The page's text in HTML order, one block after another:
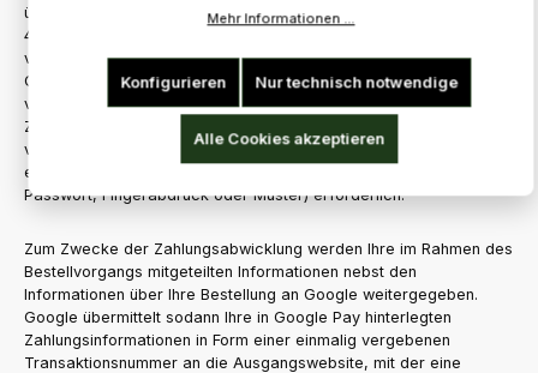
über die „Google Pay“-Applikation Ihres mit mindestens Android
4.4 („KitKat“) betriebenen und über eine NFC-Funktion
verfügenden mobilen Endgeräts durch die Belastung einer bei
Google Pay hinterlegten Zahlungskarte oder einem dort
verifizierten Bezahlsystem (z.B. PayPal). Für die Freigabe einer
Zahlung über Google Pay in Höhe von mehr als 25,- € ist das
vorherige Entsperren Ihres mobilen Endgerätes durch die jeweils
eingerichtete Verifikationsmaßnahme (etwa Gesichtserkennung,
Passwort, Fingerabdruck oder Muster) erforderlich.
Zum Zwecke der Zahlungsabwicklung werden Ihre im Rahmen des
Bestellvorgangs mitgeteilten Informationen nebst den
Informationen über Ihre Bestellung an Google weitergegeben.
Google übermittelt sodann Ihre in Google Pay hinterlegten
Zahlungsinformationen in Form einer einmalig vergebenen
Transaktionsnummer an die Ausgangswebsite, mit der eine
Mehr Informationen ...
Nur technisch notwendige
Konfigurieren
Alle Cookies akzeptieren